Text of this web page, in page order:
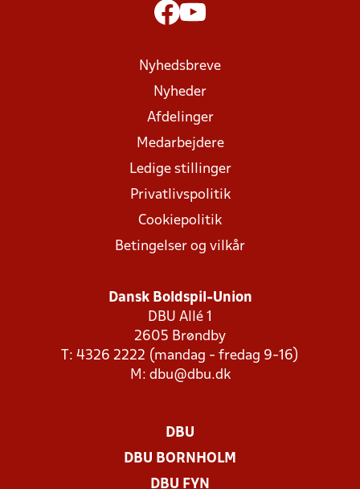
Nyhedsbreve
Nyheder
Afdelinger
Medarbejdere
Ledige stillinger
Privatlivspolitik
Cookiepolitik
Betingelser og vilkår
Dansk Boldspil-Union
DBU Allé 1
2605 Brøndby
T: 4326 2222 (mandag - fredag 9-16)
M: dbu@dbu.dk
DBU
DBU BORNHOLM
DBU FYN